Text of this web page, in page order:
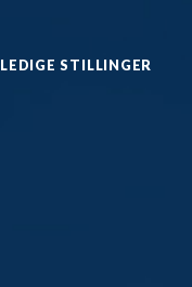
LEDIGE STILLINGER